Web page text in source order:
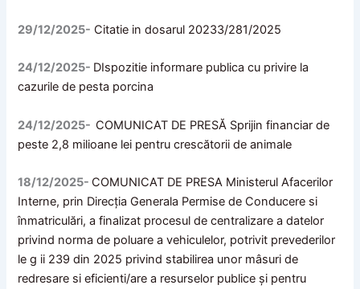
29/12/2025- Citatie in dosarul 20233/281/2025
24/12/2025- DIspozitie informare publica cu privire la
cazurile de pesta porcina
24/12/2025- COMUNICAT DE PRESĂ Sprijin financiar de
peste 2,8 milioane lei pentru crescătorii de animale
18/12/2025- COMUNICAT DE PRESA Ministerul Afacerilor
Interne, prin Direcția Generala Permise de Conducere si
înmatriculări, a finalizat procesul de centralizare a datelor
privind norma de poluare a vehiculelor, potrivit prevederilor
le g ii 239 din 2025 privind stabilirea unor mâsuri de
redresare si eficienti/are a resurselor publice și pentru